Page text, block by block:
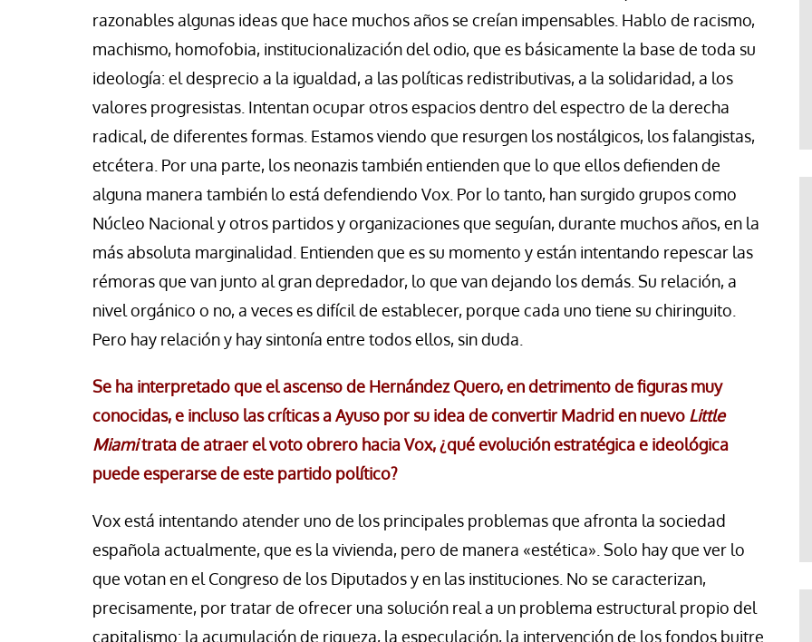
razonables algunas ideas que hace muchos años se creían impensables. Hablo de racismo,
machismo, homofobia, institucionalización del odio, que es básicamente la base de toda su
ideología: el desprecio a la igualdad, a las políticas redistributivas, a la solidaridad, a los
valores progresistas. Intentan ocupar otros espacios dentro del espectro de la derecha
radical, de diferentes formas. Estamos viendo que resurgen los nostálgicos, los falangistas,
etcétera. Por una parte, los neonazis también entienden que lo que ellos defienden de
alguna manera también lo está defendiendo Vox. Por lo tanto, han surgido grupos como
Núcleo Nacional y otros partidos y organizaciones que seguían, durante muchos años, en la
más absoluta marginalidad. Entienden que es su momento y están intentando repescar las
rémoras que van junto al gran depredador, lo que van dejando los demás. Su relación, a
nivel orgánico o no, a veces es difícil de establecer, porque cada uno tiene su chiringuito.
Pero hay relación y hay sintonía entre todos ellos, sin duda.
Se ha interpretado que el ascenso de Hernández Quero, en detrimento de figuras muy
conocidas, e incluso las críticas a Ayuso por su idea de convertir Madrid en nuevo Little
Miamitrata de atraer el voto obrero hacia Vox, ¿qué evolución estratégica e ideológica
puede esperarse de este partido político?
Vox está intentando atender uno de los principales problemas que afronta la sociedad
española actualmente, que es la vivienda, pero de manera «estética». Solo hay que ver lo
que votan en el Congreso de los Diputados y en las instituciones. No se caracterizan,
precisamente, por tratar de ofrecer una solución real a un problema estructural propio del
capitalismo: la acumulación de riqueza, la especulación, la intervención de los fondos buitre